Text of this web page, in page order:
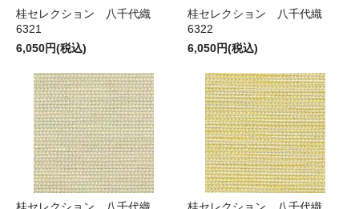
桂セレクション 八千代織
6321
6,050円(税込)
桂セレクション 八千代織
6322
6,050円(税込)
桂セレクション 八千代織
桂セレクション 八千代織